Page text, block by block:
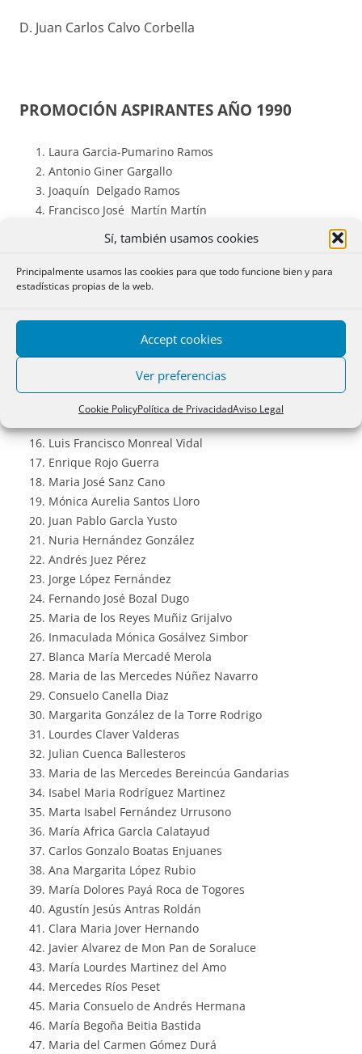
Sí, también usamos cookies
Principalmente usamos las cookies para que todo funcione bien y para
estadísticas propias de la web.
Accept cookies
Ver preferencias
Cookie PolicyPolítica de PrivacidadAviso Legal
D. Juan Carlos Calvo Corbella
PROMOCIÓN ASPIRANTES AÑO 1990
Laura Garcia-Pumarino Ramos
Antonio Giner Gargallo
Joaquín Delgado Ramos
Francisco José Martín Martín
Antoni Miquel Torrens Sánchez
Pablo de Angulo Rodríguez
Antonio Gallardo Piqueras
Myriam Jiménez Mateos
Ernesto Calmarza Cuenca
María de las Mercedes Jorge García
Clara Patricia González Pueyo
Luis Francisco Monreal Vidal
Enrique Rojo Guerra
Maria José Sanz Cano
Mónica Aurelia Santos Lloro
Juan Pablo Garcla Yusto
Nuria Hernández González
Andrés Juez Pérez
Jorge López Fernández
Fernando José Bozal Dugo
Maria de los Reyes Muñiz Grijalvo
Inmaculada Mónica Gosálvez Simbor
Blanca María Mercadé Merola
Maria de las Mercedes Núñez Navarro
Consuelo Canella Diaz
Margarita González de la Torre Rodrigo
Lourdes Claver Valderas
Julian Cuenca Ballesteros
Maria de las Mercedes Bereincúa Gandarias
Isabel Maria Rodríguez Martinez
Marta Isabel Fernández Urrusono
María Africa Garcla Calatayud
Carlos Gonzalo Boatas Enjuanes
Ana Margarita López Rubio
María Dolores Payá Roca de Togores
Agustín Jesús Antras Roldán
Clara Maria Jover Hernando
Javier Alvarez de Mon Pan de Soraluce
María Lourdes Martinez del Amo
Mercedes Ríos Peset
Maria Consuelo de Andrés Hermana
María Begoña Beitia Bastida
Maria del Carmen Gómez Durá